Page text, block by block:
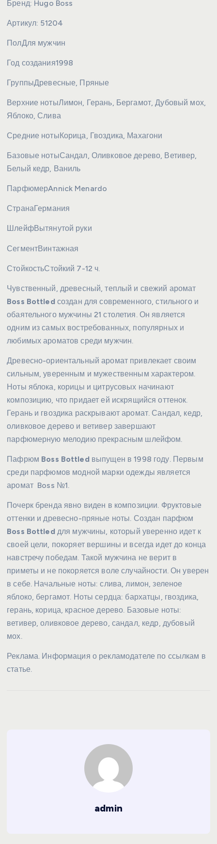
Бренд: Hugo Boss
Артикул: 51204
ПолДля мужчин
Год создания1998
ГруппыДревесные, Пряные
Верхние нотыЛимон, Герань, Бергамот, Дубовый мох,
Яблоко, Слива
Средние ноты Корица, Гвоздика, Махагони
Базовые нотыСандал, Оливковое дерево, Ветивер,
Белый кедр, Ваниль
ПарфюмерAnnick Menardo
СтранаГермания
ШлейфВытянутой руки
СегментВинтажная
СтойкостьСтойкий 7-12 ч.
Чувственный, древесный, теплый и свежий аромат
Boss Bottled создан для современного, стильного и
обаятельного мужчины 21 столетия. Он является
одним из самых востребованных, популярных и
любимых ароматов среди мужчин.
Древесно-ориентальный аромат привлекает своим
сильным, уверенным и мужественным характером.
Ноты яблока, корицы и цитрусовых начинают
композицию, что придает ей искрящийся оттенок.
Герань и гвоздика раскрывают аромат. Сандал, кедр,
оливковое дерево и ветивер завершают
парфюмерную мелодию прекрасным шлейфом.
Пафрюм Boss Bottled выпущен в 1998 году. Первым
среди парфюмов модной марки одежды является
аромат Boss №1.
Почерк бренда явно виден в композиции. Фруктовые
оттенки и древесно-пряные ноты. Создан парфюм
Boss Bottled для мужчины, который уверенно идет к
своей цели, покоряет вершины и всегда идет до конца
навстречу победам. Такой мужчина не верит в
приметы и не покоряется воле случайности. Он уверен
в себе. Начальные ноты: слива, лимон, зеленое
яблоко, бергамот. Ноты сердца: бархатцы, гвоздика,
герань, корица, красное дерево. Базовые ноты:
ветивер, оливковое дерево, сандал, кедр, дубовый
мох.
Реклама. Информация о рекламодателе по ссылкам в
статье.
admin